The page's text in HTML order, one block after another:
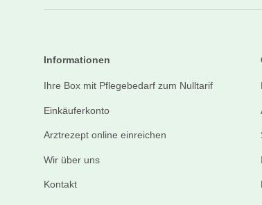
Informationen
Ihre Box mit Pflegebedarf zum Nulltarif
Einkäuferkonto
Arztrezept online einreichen
Wir über uns
Kontakt